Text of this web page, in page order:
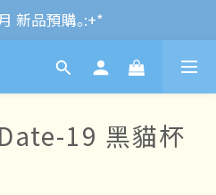
費滿千折百~RUN~:+*
新品預購｡:+*
活動公告｡:+*
費滿千折百~RUN~:+*
19 黑貓杯